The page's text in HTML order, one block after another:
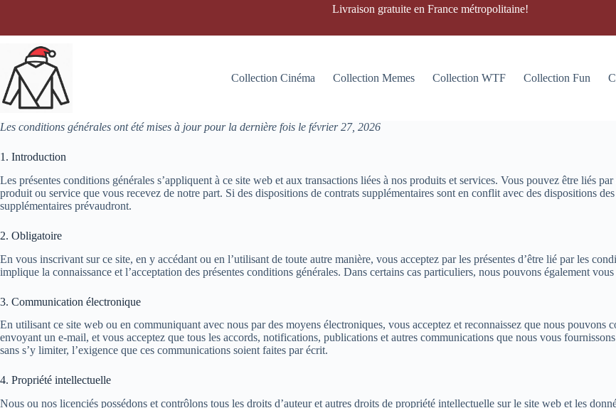
Livraison gratuite en France métropolitaine!
Collection Cinéma Collection Memes Collection WTF Collection Fun
Les conditions générales ont été mises à jour pour la dernière fois le février 27, 2026
1. Introduction
Les présentes conditions générales s’appliquent à ce site web et aux transactions liées à nos produits et services. Vous pouvez être liés
produit ou service que vous recevez de notre part. Si des dispositions de contrats supplémentaires sont en conflit avec des dispositions
supplémentaires prévaudront.
2. Obligatoire
En vous inscrivant sur ce site, en y accédant ou en l’utilisant de toute autre manière, vous acceptez par les présentes d’être lié par les
implique la connaissance et l’acceptation des présentes conditions générales. Dans certains cas particuliers, nous pouvons également
3. Communication électronique
En utilisant ce site web ou en communiquant avec nous par des moyens électroniques, vous acceptez et reconnaissez que nous
envoyant un e-mail, et vous acceptez que tous les accords, notifications, publications et autres communications que nous vous
sans s’y limiter, l’exigence que ces communications soient faites par écrit.
4. Propriété intellectuelle
Nous ou nos licenciés possédons et contrôlons tous les droits d’auteur et autres droits de propriété intellectuelle sur le site web et les